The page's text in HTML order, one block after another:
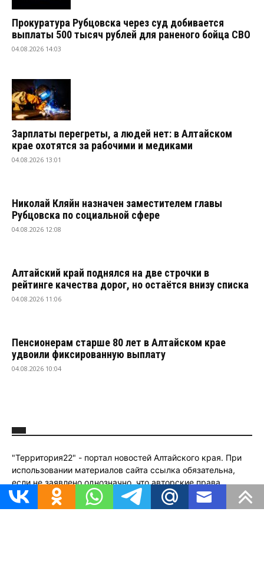
Прокуратура Рубцовска через суд добивается
выплаты 500 тысяч рублей для раненого бойца СВО
04.08.2026 14:03
Зарплаты перегреты, а людей нет: в Алтайском
крае охотятся за рабочими и медиками
04.08.2026 13:01
Николай Кляйн назначен заместителем главы
Рубцовска по социальной сфере
04.08.2026 12:08
Алтайский край поднялся на две строчки в
рейтинге качества дорог, но остаётся внизу списка
04.08.2026 11:06
Пенсионерам старше 80 лет в Алтайском крае
удвоили фиксированную выплату
04.08.2026 10:04
"Территория22" - портал новостей Алтайского края. При
использовании материалов сайта ссылка обязательна,
если не заявлено однозначно, что авторские права
принадлежат третьим лицам. Фотографии, рисунки,
карты, аудио- видеофрагменты и графика могут